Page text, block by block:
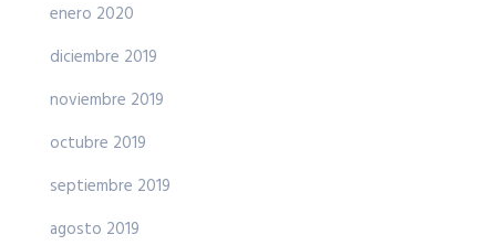
enero 2020
diciembre 2019
noviembre 2019
octubre 2019
septiembre 2019
agosto 2019